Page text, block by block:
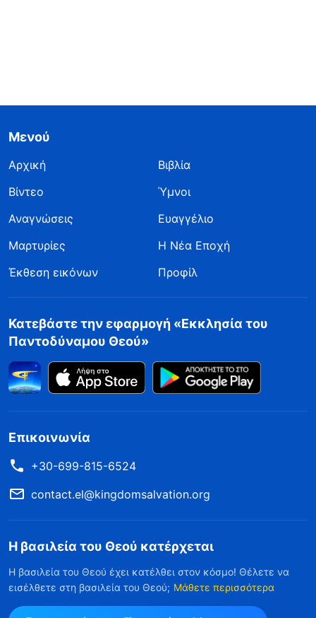
Μενού
Αρχική
Βιβλία
Βίντεο
Ύμνοι
Αναγνώσεις
Ευαγγέλιο
Μαρτυρίες
Η Νέα Εποχή
Έκθεση εικόνων
Προφίλ
Κατεβάστε την εφαρμογή «Εκκλησία του
Παντοδύναμου Θεού»
Επικοινωνία
+30-699-815-6524
contact.el@kingdomsalvation.org
Η βασιλεία του Θεού κατέρχεται
Η βασιλεία του Θεού έχει κατέλθει στον κόσμο! Θέλετε να
εισέλθετε στη βασιλεία του Θεού; Μάθετε περισσότερα